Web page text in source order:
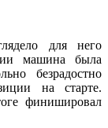
для него
машина была
безрадостно
на старте.
финишировал